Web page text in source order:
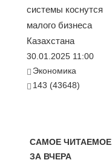
системы коснутся
малого бизнеса
Казахстана
30.01.2025 11:00
Экономика
143 (43648)
САМОЕ ЧИТАЕМОЕ
ЗА ВЧЕРА